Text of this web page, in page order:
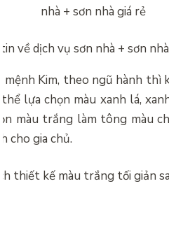
về dịch vụ sơn nhà + sơn
mệnh Kim, theo ngũ hành
lựa chọn màu xanh lá,
màu trắng làm tông màu
cho gia chủ.